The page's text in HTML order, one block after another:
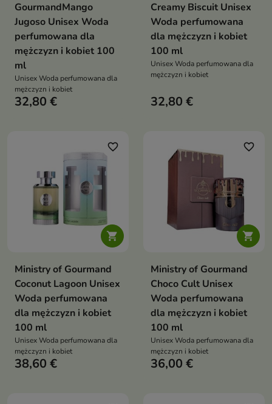
GourmandMango
Jugoso Unisex Woda
perfumowana dla
mężczyzn i kobiet 100
ml
Unisex Woda perfumowana dla
mężczyzn i kobiet
32,80 €
Creamy Biscuit Unisex
Woda perfumowana
dla mężczyzn i kobiet
100 ml
Unisex Woda perfumowana dla
mężczyzn i kobiet
32,80 €

favorite_border
Ministry of Gourmand
Coconut Lagoon Unisex
Woda perfumowana
dla mężczyzn i kobiet
100 ml
Unisex Woda perfumowana dla
mężczyzn i kobiet
38,60 €

favorite_border
Ministry of Gourmand
Choco Cult Unisex
Woda perfumowana
dla mężczyzn i kobiet
100 ml
Unisex Woda perfumowana dla
mężczyzn i kobiet
36,00 €